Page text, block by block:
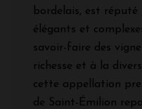
bordelais, est réputé
élégants et
savoir-faire des
richesse et à la
cette appellation
de Saint-Émilion